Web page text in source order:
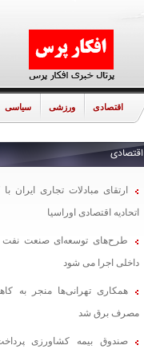
اقتصادی ورزشی سیاسی
اقتصادی
ارتقای مبادلات تجاری ایران
اتحادیه اقتصادی اوراسیا
طرح‌های توسعه‌ای صنعت نفت
داخلی اجرا می شود
مصرف برق شد
صندوق بیمه کشاورزی